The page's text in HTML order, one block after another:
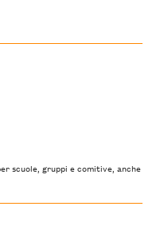
scuole, gruppi e comitive, anche